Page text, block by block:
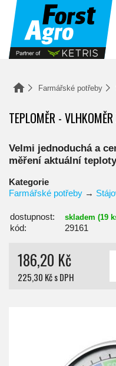
Farmářské potřeby
TEPLOMĚR -
Velmi jednoduchá a
měření aktuální
Kategorie
Farmářské potřeby →
dostupnost: skladem (19
kód: 29161
186,20 Kč
225,30 Kč s DPH